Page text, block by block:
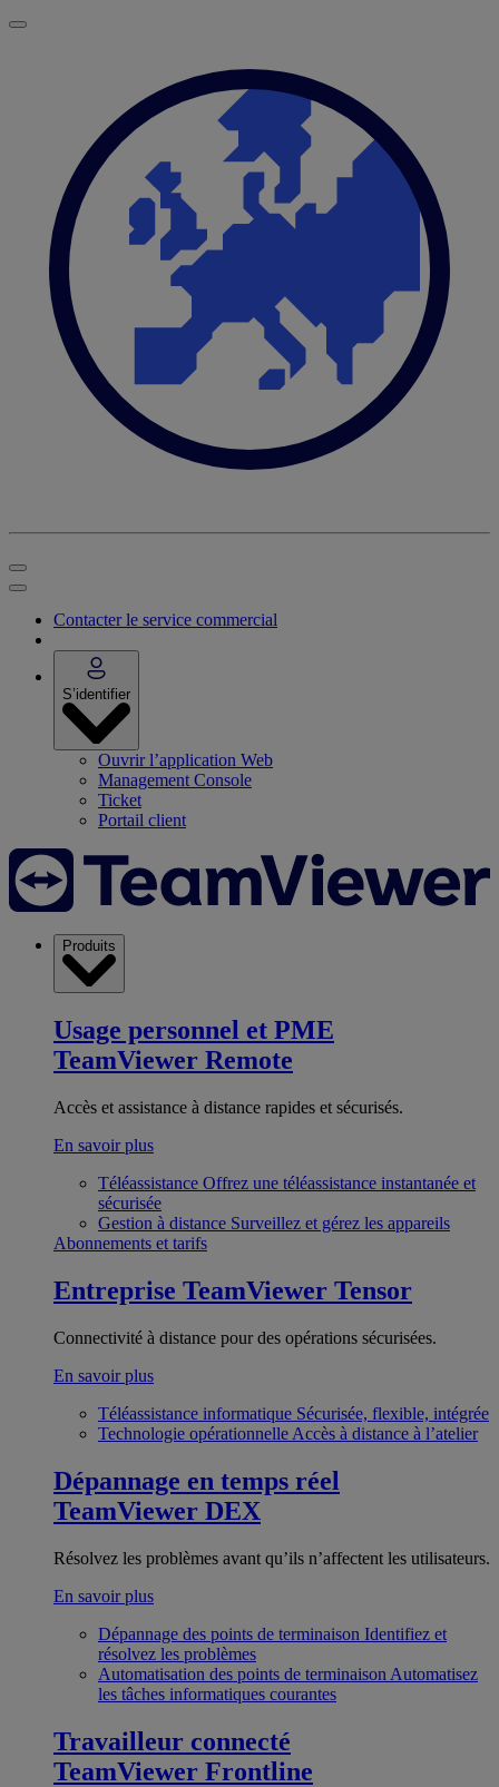
Contacter le service commercial
S’identifier
Ouvrir l’application Web
Management Console
Ticket
Portail client
Produits
Usage personnel et PME
TeamViewer Remote
Accès et assistance à distance rapides et sécurisés.
En savoir plus
Téléassistance Offrez une téléassistance instantanée et
sécurisée
Gestion à distance Surveillez et gérez les appareils
Abonnements et tarifs
Entreprise TeamViewer Tensor
Connectivité à distance pour des opérations sécurisées.
En savoir plus
Téléassistance informatique Sécurisée, flexible, intégrée
Technologie opérationnelle Accès à distance à l’atelier
Dépannage en temps réel
TeamViewer DEX
Résolvez les problèmes avant qu’ils n’affectent les utilisateurs.
En savoir plus
Dépannage des points de terminaison Identifiez et
résolvez les problèmes
Automatisation des points de terminaison Automatisez
les tâches informatiques courantes
Travailleur connecté
TeamViewer Frontline